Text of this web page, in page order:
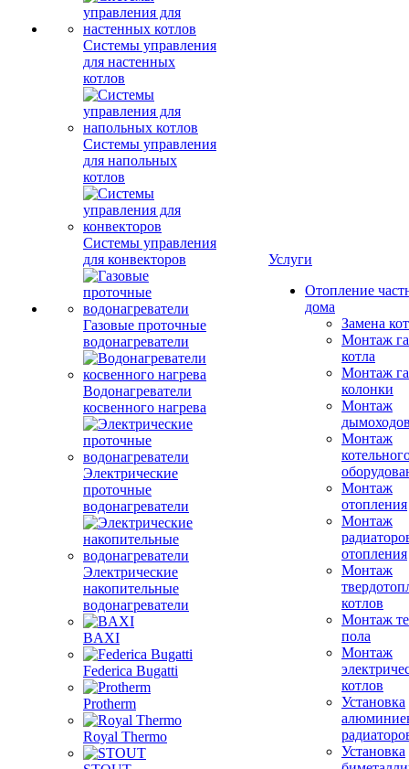
Системы управления
для настенных
котлов
Системы управления
для напольных
котлов
Системы управления
для конвекторов
Газовые проточные
водонагреватели
Водонагреватели
косвенного нагрева
Электрические
проточные
водонагреватели
Электрические
накопительные
водонагреватели
BAXI
Federica Bugatti
Protherm
Royal Thermo
Услуги
Отопление
дома
Замена
Монтаж
котла
Монтаж
колонки
Монтаж
Монтаж
Монтаж
отопления
Монтаж
отопления
Монтаж
котлов
Монтаж
пола
Монтаж
котлов
Установка
Установка